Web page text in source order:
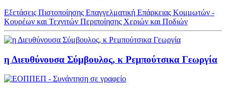
Εξετάσεις Πιστοποίησης Επαγγελματική Επάρκειας Κομμωτών -
Κουρέων και Τεχνιτών Περιποίησης Χεριών και Ποδιών
η Διευθύνουσα Σύμβουλος, κ Ρεμπούτσικα Γεωργία